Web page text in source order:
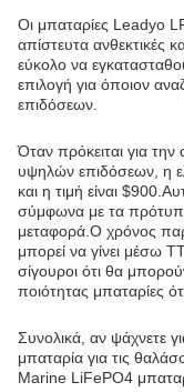
Οι μπαταρίες Leadyo
απίστευτα ανθεκτικές
εύκολο να
επιλογή για όποιον
επιδόσεων.
Όταν πρόκειται για
υψηλών επιδόσεων, η
και η τιμή είναι
σύμφωνα με τα
μεταφορά.Ο χρόνος
μπορεί να γίνει μέσω
σίγουροι ότι θα
ποιότητας μπαταρίες
Συνολικά, αν ψάχνετε
μπαταρία για τις
Marine LiFePO4